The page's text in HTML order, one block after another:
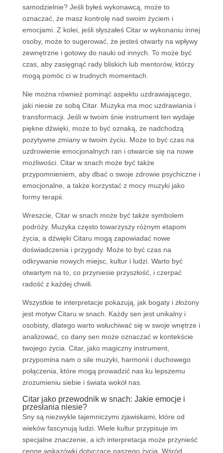
samodzielnie? Jeśli byłeś wykonawcą, może to
oznaczać, że masz kontrolę nad swoim życiem i
emocjami. Z kolei, jeśli słyszałeś Citar w wykonaniu innej
osoby, może to sugerować, że jesteś otwarty na wpływy
zewnętrzne i gotowy do nauki od innych. To może być
czas, aby zasięgnąć rady bliskich lub mentorów, którzy
mogą pomóc ci w trudnych momentach.
Nie można również pominąć aspektu uzdrawiającego,
jaki niesie ze sobą Citar. Muzyka ma moc uzdrawiania i
transformacji. Jeśli w twoim śnie instrument ten wydaje
piękne dźwięki, może to być oznaką, że nadchodzą
pozytywne zmiany w twoim życiu. Może to być czas na
uzdrowienie emocjonalnych ran i otwarcie się na nowe
możliwości. Citar w snach może być także
przypomnieniem, aby dbać o swoje zdrowie psychiczne i
emocjonalne, a także korzystać z mocy muzyki jako
formy terapii.
Wreszcie, Citar w snach może być także symbolem
podróży. Muzyka często towarzyszy różnym etapom
życia, a dźwięki Citaru mogą zapowiadać nowe
doświadczenia i przygody. Może to być czas na
odkrywanie nowych miejsc, kultur i ludzi. Warto być
otwartym na to, co przyniesie przyszłość, i czerpać
radość z każdej chwili.
Wszystkie te interpretacje pokazują, jak bogaty i złożony
jest motyw Citaru w snach. Każdy sen jest unikalny i
osobisty, dlatego warto wsłuchiwać się w swoje wnętrze i
analizować, co dany sen może oznaczać w kontekście
twojego życia. Citar, jako magiczny instrument,
przypomina nam o sile muzyki, harmonii i duchowego
połączenia, które mogą prowadzić nas ku lepszemu
zrozumieniu siebie i świata wokół nas.
Citar jako przewodnik w snach: Jakie emocje i
przesłania niesie?
Sny są niezwykle tajemniczymi zjawiskami, które od
wieków fascynują ludzi. Wiele kultur przypisuje im
specjalne znaczenie, a ich interpretacja może przynieść
cenne wskazówki dotyczące naszego życia. Wśród